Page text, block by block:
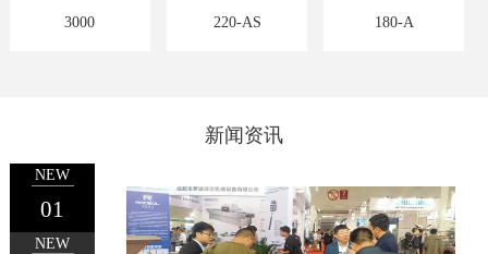
3000 220-AS 180-A
新闻资讯
NEW
01
NEW